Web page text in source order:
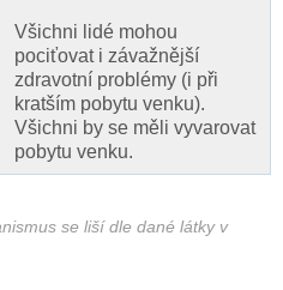
Všichni lidé mohou
pociťovat i závažnější
zdravotní problémy (i při
kratším pobytu venku).
Všichni by se měli vyvarovat
pobytu venku.
se liší dle dané látky v